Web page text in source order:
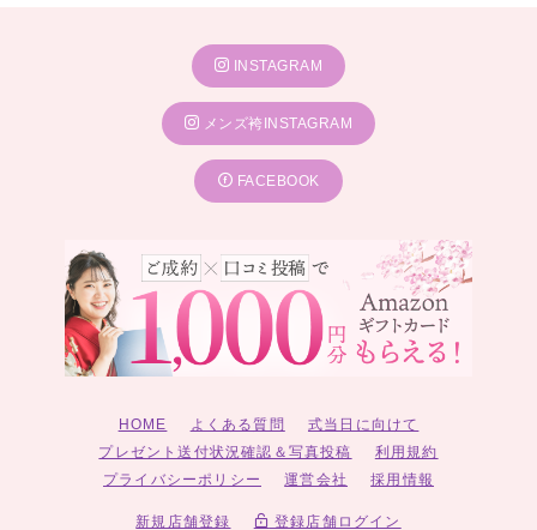
INSTAGRAM
メンズ袴INSTAGRAM
FACEBOOK
HOME よくある質問
式当日に向けて
プレゼント送付状況確認＆写真投稿
利用規約
プライバシーポリシー
運営会社 採用情報
新規店舗登録 登録店舗ログイン